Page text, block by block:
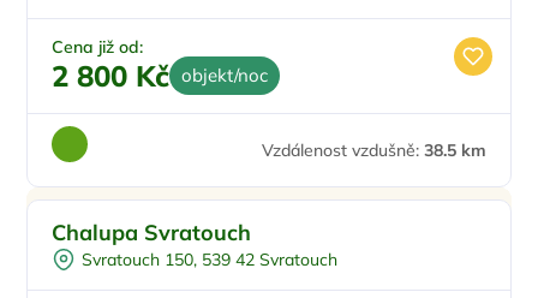
Zvířata povolena
Cena již od:
2 800 Kč objekt/noc
Vzdálenost vzdušně: 38.5 km
Chalupa Svratouch
Svratouch 150, 539 42 Svratouch